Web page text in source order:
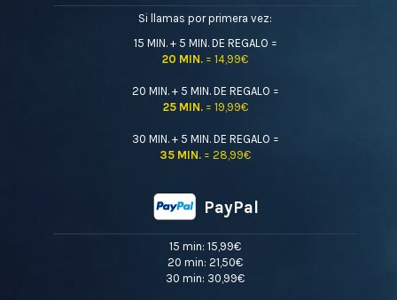
Si llamas por primera vez:
15 MIN. + 5 MIN. DE REGALO =
20 MIN. = 14,99€
20 MIN. + 5 MIN. DE REGALO =
25 MIN.= 19,99€
30 MIN. + 5 MIN. DE REGALO =
35 MIN. = 28,99€
PayPal
15 min: 15,99€
20 min: 21,50€
30 min: 30,99€